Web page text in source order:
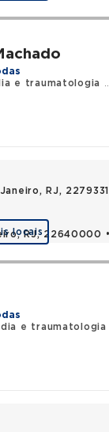
e traumatologia
RJ,
RJ, 22640000 •
locais
e traumatologia